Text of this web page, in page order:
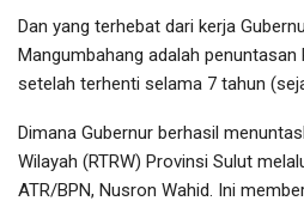
Dan yang terhebat dari kerja
Mangumbahang adalah penuntasan
setelah terhenti selama 7 tahun
Dimana Gubernur berhasil
Wilayah (RTRW) Provinsi Sulut
ATR/BPN, Nusron Wahid. Ini